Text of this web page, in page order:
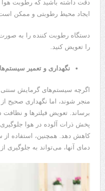
دقت داشته باشید که رطوبت هوا
ایجاد محیط رطوبتی و ممکن
دستگاه رطوبت کننده را به
را تعویض کنید.
نگهداری و تعمیر
اگرچه سیستم‌های گرمایش
منجر شوند، اما نگهداری صحیح
برساند. تعویض فیلترها و
پخش ذرات آلوده در هوا جلوگیری
کاهش دهد. همچنین، استفاده
دمای آنها، می‌تواند به جلوگیری